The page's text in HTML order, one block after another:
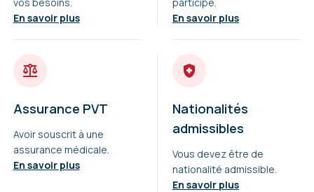
En savoir plus
En savoir plus
Assurance PVT
Avoir souscrit à une
assurance médicale.
En savoir plus
Nationalités
admissibles
Vous devez être de
nationalité admissible.
En savoir plus